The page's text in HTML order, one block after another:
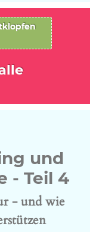
und
- Teil 4
- und wie